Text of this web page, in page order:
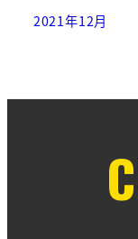
2021年12月